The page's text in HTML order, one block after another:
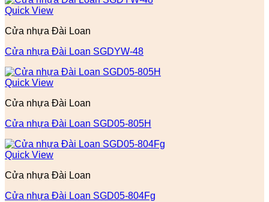
Quick View
Cửa nhựa Đài Loan
Cửa nhựa Đài Loan SGDYW-48
Quick View
Cửa nhựa Đài Loan
Cửa nhựa Đài Loan SGD05-805H
Quick View
Cửa nhựa Đài Loan
Cửa nhựa Đài Loan SGD05-804Fg